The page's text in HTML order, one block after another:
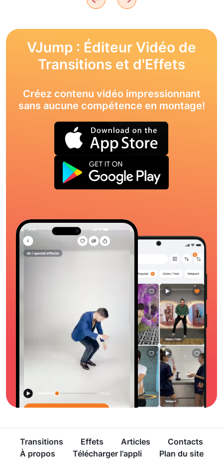
VJump : Éditeur Vidéo de
Transitions et d'Effets
Créez contenu vidéo impressionnant
sans aucune compétence en montage!
Transitions Effets Articles
Contacts
À propos
Télécharger l'appli Plan du site